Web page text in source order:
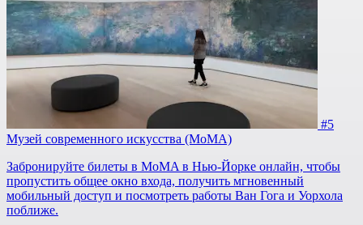
#5
Музей современного искусства (МоМА)
Забронируйте билеты в MoMA в Нью-Йорке онлайн, чтобы
пропустить общее окно входа, получить мгновенный
мобильный доступ и посмотреть работы Ван Гога и Уорхола
поближе.